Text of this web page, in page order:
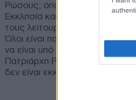
Ρώσους, όπως εδώ, για τους
Εκκλησία και εγώ παρακάλεσα
τους λειτουργεί στη γλώσσα
Όλοι είναι παιδιά του
να είναι υπό τον Πατριάρχη
Πατριάρχη Ρωσίας, αυτά δεν
δεν είναι εκκλησιολογικά»